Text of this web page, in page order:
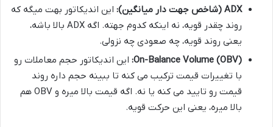
ADX (شاخص جهت دار میانگین):
این اندیکاتور بهت میگه که
روند چقدر قویه، نه اینکه کدوم جهته. اگه ADX بالا باشه،
یعنی روند قویه، چه صعودی چه نزولی.
On-Balance Volume (OBV): این اندیکاتور حجم معاملات رو
با تغییرات قیمت ترکیب می کنه تا ببینه حجم داره روند
قیمت رو تایید می کنه یا نه. اگه قیمت بالا میره و OBV هم
بالا میره، یعنی این حرکت قویه.